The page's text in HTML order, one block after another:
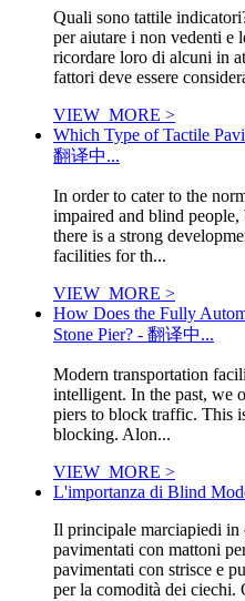
Quali sono tattile
per aiutare i non vedenti e
ricordare loro di alcuni in
fattori deve essere
VIEW_MORE >
Which Type of Tactile
翻译中...
In order to cater to the
impaired and blind
there is a strong
facilities for th...
VIEW_MORE >
How Does the Fully
Stone Pier? - 翻译中...
Modern transportation
intelligent. In the past, we
piers to block traffic. This
blocking. Alon...
VIEW_MORE >
L'importanza di Blind
Il principale marciapiedi
pavimentati con mattoni
pavimentati con strisce e
per la comodità dei ciechi.